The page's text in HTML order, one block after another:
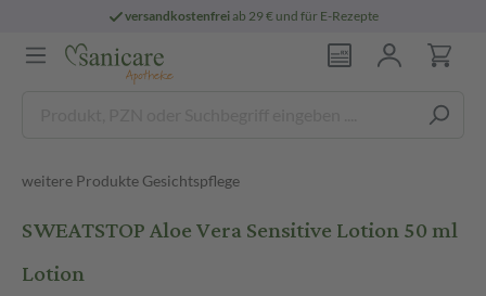
versandkostenfreiab 29 € und für E-Rezepte
weitere Produkte Gesichtspflege
SWEATSTOP Aloe Vera Sensitive Lotion 50 ml
Lotion